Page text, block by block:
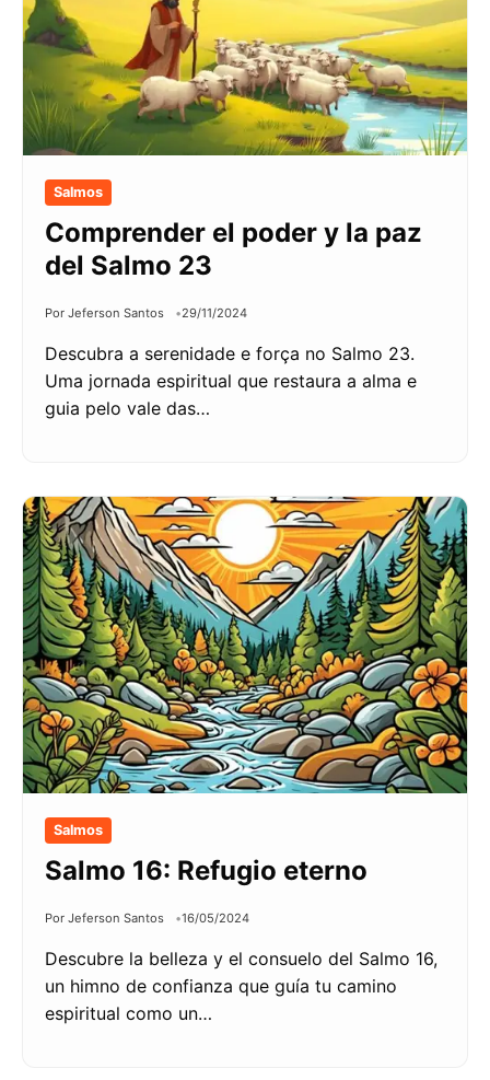
Salmos
Comprender el poder y la paz
del Salmo 23
Por Jeferson Santos 29/11/2024
Descubra a serenidade e força no Salmo 23.
Uma jornada espiritual que restaura a alma e
guia pelo vale das…
Salmos
Salmo 16: Refugio eterno
Por Jeferson Santos 16/05/2024
Descubre la belleza y el consuelo del Salmo 16,
un himno de confianza que guía tu camino
espiritual como un…